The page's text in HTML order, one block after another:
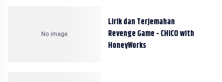
Lirik dan Terjemahan
Revenge Game - CHiCO with
HoneyWorks